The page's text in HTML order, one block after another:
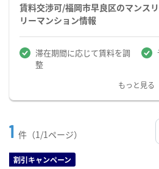
賃料交渉可/福岡市早良区のマンス
リーマンション情報
滞在期間に応じて賃料を調
整
もっと見る
1 件（1/1ページ）
割引キャンペーン